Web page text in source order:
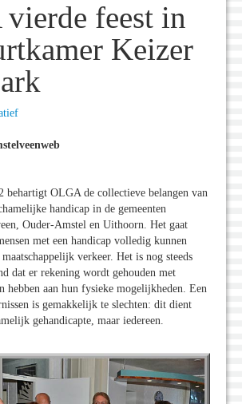
feest in
Keizer
behartigt OLGA de collectieve belangen van
handicap in de gemeenten
Ouder-Amstel en Uithoorn. Het gaat
met een handicap volledig kunnen
verkeer. Het is nog steeds
dat er rekening wordt gehouden met
hebben aan hun fysieke mogelijkheden. Een
is gemakkelijk te slechten: dit dient
gehandicapte, maar iedereen.